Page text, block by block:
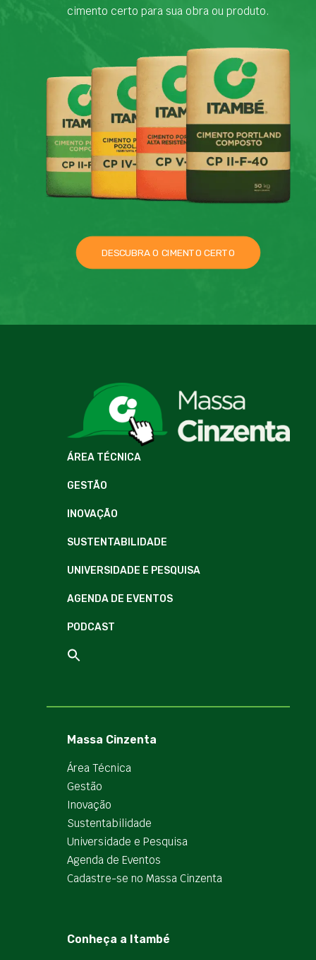
cimento certo para sua obra ou produto.
DESCUBRA O CIMENTO CERTO
ÁREA TÉCNICA
GESTÃO
INOVAÇÃO
SUSTENTABILIDADE
UNIVERSIDADE E PESQUISA
AGENDA DE EVENTOS
PODCAST
Massa Cinzenta
Área Técnica
Gestão
Inovação
Sustentabilidade
Universidade e Pesquisa
Agenda de Eventos
Cadastre-se no Massa Cinzenta
Conheça a Itambé